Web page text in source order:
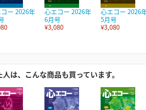
ー 2026年
心エコー 2026年
6月号
¥3,080
心エコー 2026
5月号
¥3,080
は、こんな商品も買っています。